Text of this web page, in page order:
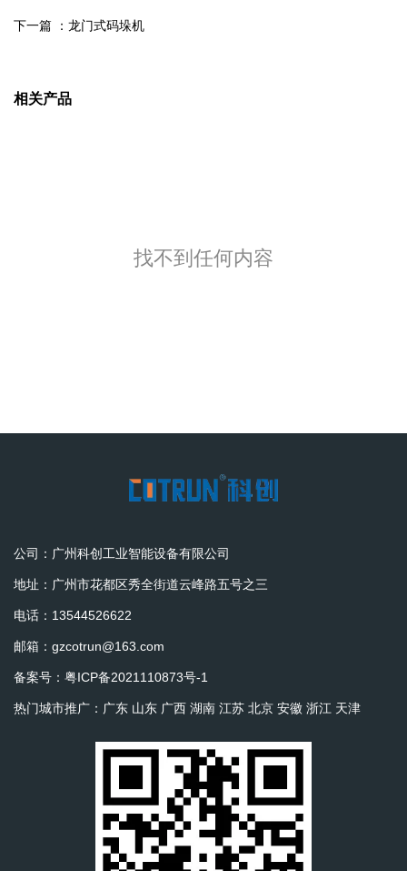
下一篇 ： 龙门式码垛机
相关产品
找不到任何内容
公司：广州科创工业智能设备有限公司
地址：广州市花都区秀全街道云峰路五号之三
电话：13544526622
邮箱：gzcotrun@163.com
备案号： 粤ICP备2021110873号-1
热门城市推广： 广东 山东 广西 湖南 江苏 北京 安徽 浙江 天津